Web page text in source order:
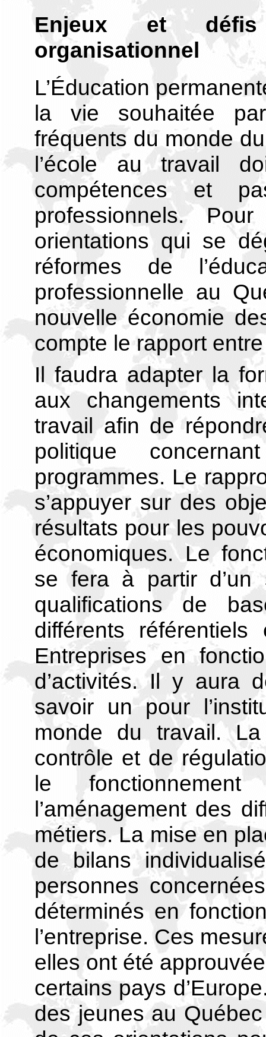
Enjeux et
organisationnel
L’Éducation
la vie souhaitée
fréquents du monde
l’école au travail
compétences et
professionnels.
orientations qui se
réformes de
professionnelle au
nouvelle économie
compte le rapport
Il faudra adapter la
aux changements
travail afin de
politique
programmes. Le
s’appuyer sur des
résultats pour les
économiques. Le
se fera à partir d’un
qualifications de
différents
Entreprises en
d’activités. Il y aura
savoir un pour
monde du travail.
contrôle et de
le
l’aménagement des
métiers. La mise en
de bilans
personnes
déterminés en
l’entreprise. Ces
elles ont été
certains pays
des jeunes au